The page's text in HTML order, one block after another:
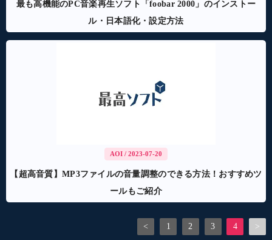
最も高機能のPC音楽再生ソフト「foobar 2000」のインストー
ル・日本語化・設定方法
AOI / 2023-07-20
【超高音質】MP3ファイルの音量調整のできる方法！おすすめツ
ールもご紹介
< 1 2 3 4 >